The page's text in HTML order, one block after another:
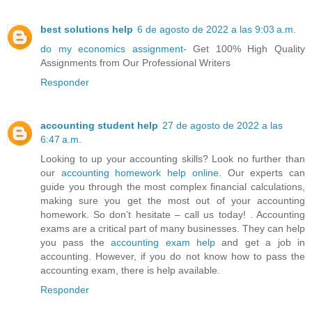
best solutions help 6 de agosto de 2022 a las 9:03 a.m.
do my economics assignment- Get 100% High Quality
Assignments from Our Professional Writers
Responder
accounting student help 27 de agosto de 2022 a las
6:47 a.m.
Looking to up your accounting skills? Look no further than
our accounting homework help online. Our experts can
guide you through the most complex financial calculations,
making sure you get the most out of your accounting
homework. So don’t hesitate – call us today! . Accounting
exams are a critical part of many businesses. They can help
you pass theaccounting exam help and get a job in
accounting. However, if you do not know how to pass the
accounting exam, there is help available.
Responder